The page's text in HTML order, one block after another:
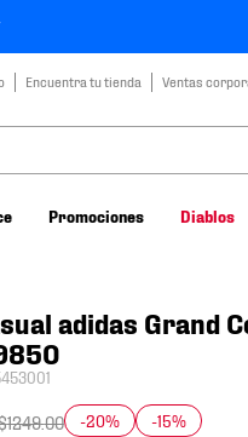
Encuentra tu tienda Ventas
Promociones Diablos
adidas Grand
1249.00 -20% -15%